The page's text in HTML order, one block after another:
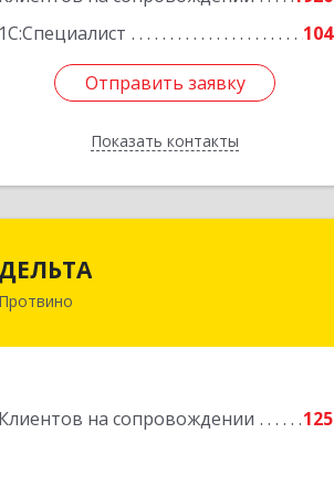
1С:Специалист
104
Отправить заявку
Показать контакты
Отправить заявку
Назад
ДЕЛЬТА
Протвино
Клиентов на сопровождении 125
142281, Московская обл, Протвино г,